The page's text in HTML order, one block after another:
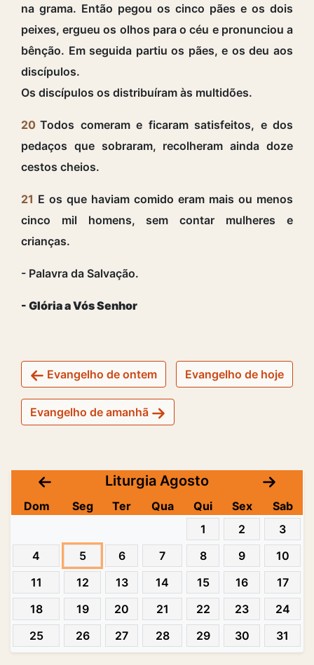
na grama. Então pegou os cinco pães e os dois
peixes, ergueu os olhos para o céu e pronunciou a
bênção. Em seguida partiu os pães, e os deu aos
discípulos.
Os discípulos os distribuíram às multidões.
20 Todos comeram e ficaram satisfeitos, e dos
pedaços que sobraram, recolheram ainda doze
cestos cheios.
21 E os que haviam comido eram mais ou menos
cinco mil homens, sem contar mulheres e
crianças.
- Palavra da Salvação.
- Glória a Vós Senhor
Evangelho de ontem Evangelho de hoje
Evangelho de amanhã
Liturgia Agosto
Dom Seg Ter Qua Qui Sex
Sab
1
2
3
4
5 6 7 8 9
10
11
12 13 14 15 16
17
18
19 20 21 22 23
24
25
26 27 28 29 30 31